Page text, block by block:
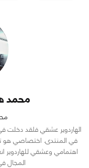
محمد
في المنتدى. اختصاصي هو
اهتمامي وعشقي
المجال